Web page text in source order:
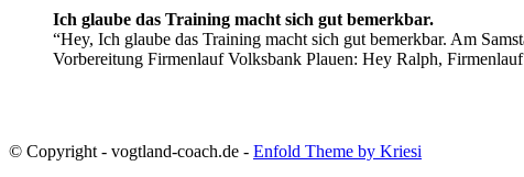
Ich glaube das Training macht sich gut bemerkbar.
Hey, Ich glaube das Training macht sich gut bemerkbar. Am
Vorbereitung Firmenlauf Volksbank Plauen: Hey Ralph,
© Copyright - vogtland-coach.de - Enfold Theme by Kriesi